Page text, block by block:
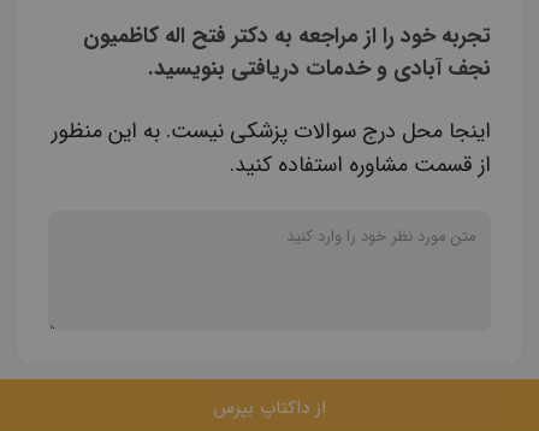
تجربه خود را از مراجعه به دکتر فتح اله کاظمیون
نجف آبادی و خدمات دریافتی بنویسید.
اینجا محل درج سوالات پزشکی نیست. به این منظور
از قسمت مشاوره استفاده کنید.
از داکتاپ بپرس